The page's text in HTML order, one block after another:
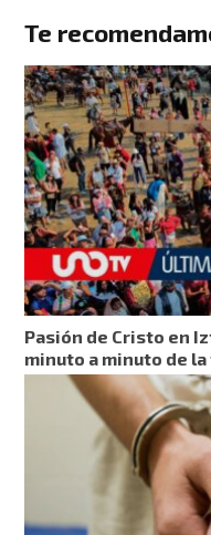
Te
Pasión de Cristo en
minuto a minuto de